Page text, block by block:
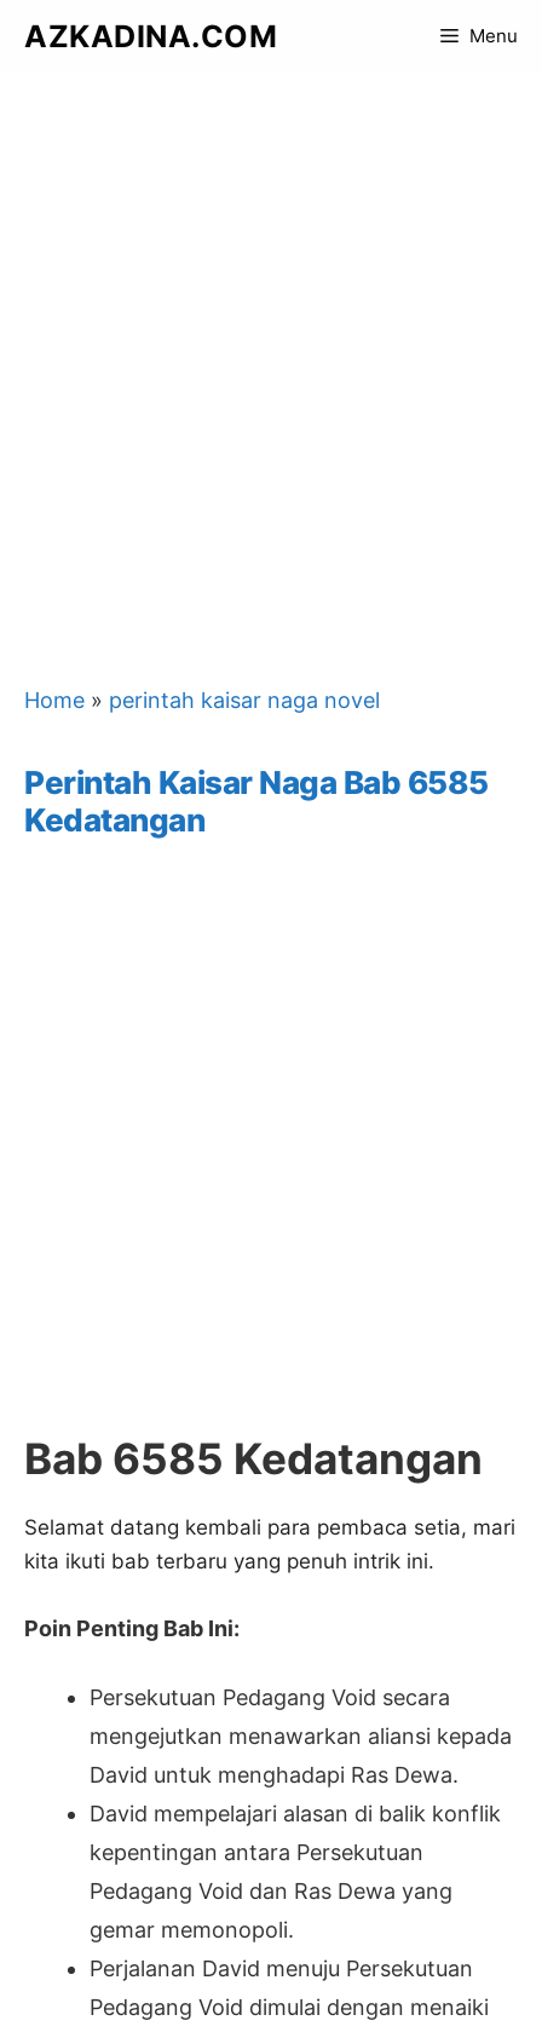
AZKADINA.COM Menu
Home » perintah kaisar naga novel
Perintah Kaisar Naga Bab 6585
Kedatangan
Bab 6585 Kedatangan
Selamat datang kembali para pembaca setia, mari
kita ikuti bab terbaru yang penuh intrik ini.
Poin Penting Bab Ini:
Persekutuan Pedagang Void secara
mengejutkan menawarkan aliansi kepada
David untuk menghadapi Ras Dewa.
David mempelajari alasan di balik konflik
kepentingan antara Persekutuan
Pedagang Void dan Ras Dewa yang
gemar memonopoli.
Perjalanan David menuju Persekutuan
Pedagang Void dimulai dengan menaiki